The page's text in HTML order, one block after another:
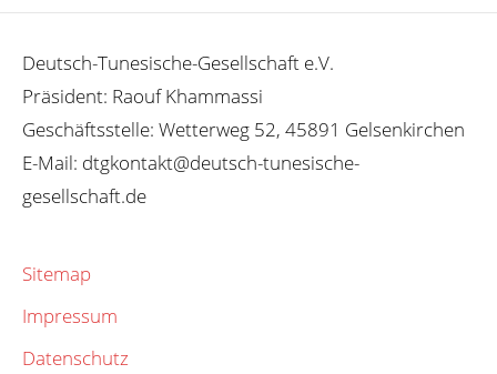
Deutsch-Tunesische-Gesellschaft e.V.
Präsident: Raouf Khammassi
Geschäftsstelle: Wetterweg 52, 45891 Gelsenkirchen
E-Mail: dtgkontakt@deutsch-tunesische-
gesellschaft.de
Sitemap
Impressum
Datenschutz